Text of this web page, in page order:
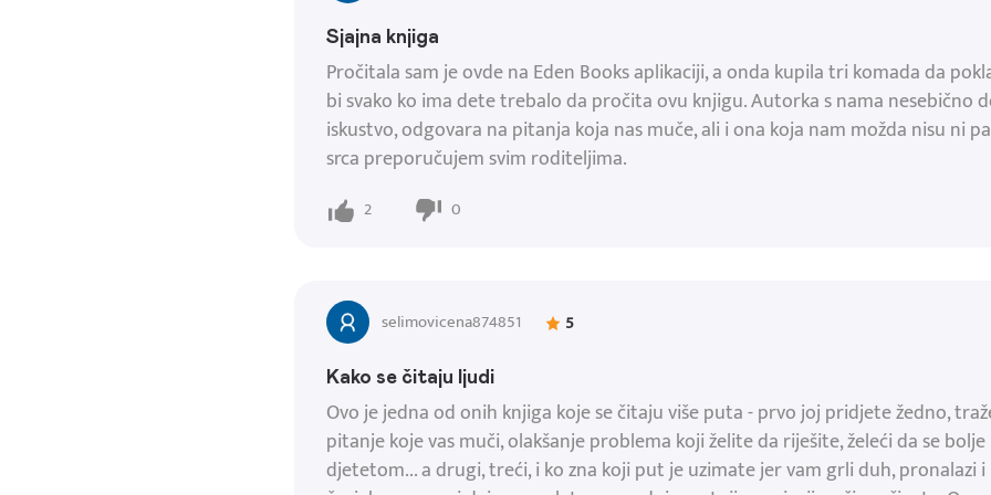
Sjajna knjiga
Pročitala sam je ovde na Eden Books aplikaciji, a onda kupila tri komada da
bi svako ko ima dete trebalo da pročita ovu knjigu. Autorka s nama nesebično
iskustvo, odgovara na pitanja koja nas muče, ali i ona koja nam možda nisu ni
srca preporučujem svim roditeljima.
2 0
selimovicena874851 5
Kako se čitaju ljudi
Ovo je jedna od onih knjiga koje se čitaju više puta - prvo joj pridjete žedno,
pitanje koje vas muči, olakšanje problema koji želite da riješite, želeći da se
djetetom... a drugi, treći, i ko zna koji put je uzimate jer vam grli duh, pronalazi